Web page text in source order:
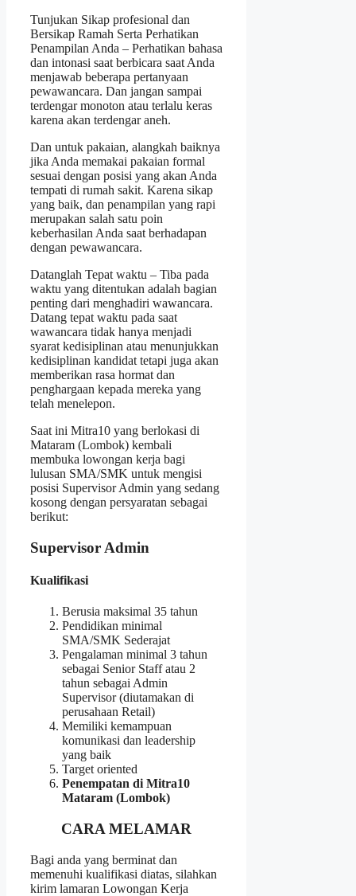
Tunjukan Sikap profesional dan
Bersikap Ramah Serta Perhatikan
Penampilan Anda – Perhatikan bahasa
dan intonasi saat berbicara saat Anda
menjawab beberapa pertanyaan
pewawancara. Dan jangan sampai
terdengar monoton atau terlalu keras
karena akan terdengar aneh.
Dan untuk pakaian, alangkah baiknya
jika Anda memakai pakaian formal
sesuai dengan posisi yang akan Anda
tempati di rumah sakit. Karena sikap
yang baik, dan penampilan yang rapi
merupakan salah satu poin
keberhasilan Anda saat berhadapan
dengan pewawancara.
Datanglah Tepat waktu – Tiba pada
waktu yang ditentukan adalah bagian
penting dari menghadiri wawancara.
Datang tepat waktu pada saat
wawancara tidak hanya menjadi
syarat kedisiplinan atau menunjukkan
kedisiplinan kandidat tetapi juga akan
memberikan rasa hormat dan
penghargaan kepada mereka yang
telah menelepon.
Saat ini Mitra10 yang berlokasi di
Mataram (Lombok) kembali
membuka lowongan kerja bagi
lulusan SMA/SMK untuk mengisi
posisi Supervisor Admin yang sedang
kosong dengan persyaratan sebagai
berikut:
Supervisor Admin
Kualifikasi
Berusia maksimal 35 tahun
Pendidikan minimal
SMA/SMK Sederajat
Pengalaman minimal 3 tahun
sebagai Senior Staff atau 2
tahun sebagai Admin
Supervisor (diutamakan di
perusahaan Retail)
Memiliki kemampuan
komunikasi dan leadership
yang baik
Target oriented
Penempatan di Mitra10
Mataram (Lombok)
CARA MELAMAR
Bagi anda yang berminat dan
memenuhi kualifikasi diatas, silahkan
kirim lamaran Lowongan Kerja